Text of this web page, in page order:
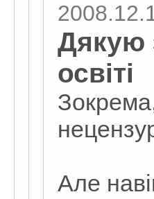
Дякую
освіті
Але